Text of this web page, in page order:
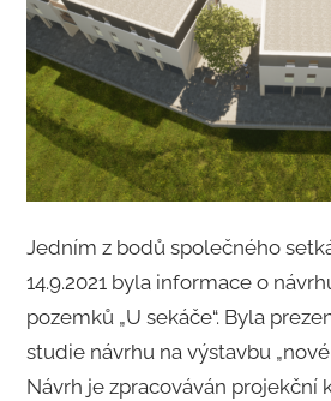
Jedním z bodů společného
14.9.2021 byla informace o
pozemků „U sekáče“. Byla
studie návrhu na výstavbu
Návrh je zpracováván projekční